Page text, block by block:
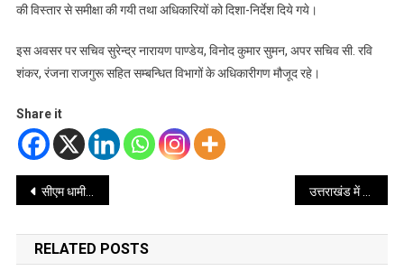
की विस्तार से समीक्षा की गयी तथा अधिकारियों को दिशा-निर्देश दिये गये।
इस अवसर पर सचिव सुरेन्द्र नारायण पाण्डेय, विनोद कुमार सुमन, अपर सचिव सी. रवि
शंकर, रंजना राजगुरू सहित सम्बन्धित विभागों के अधिकारीगण मौजूद रहे।
Share it
Post
navigation
सीएम धामी ने जल संरक्षण में अपना योगदान देने के लिए प्रदेशवासियों को किया अह्वाहन
RELATED POSTS